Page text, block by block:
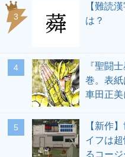
3
【難読
は？
4
『聖闘
巻。表紙
車田正
5
【新作
イフは
るコー